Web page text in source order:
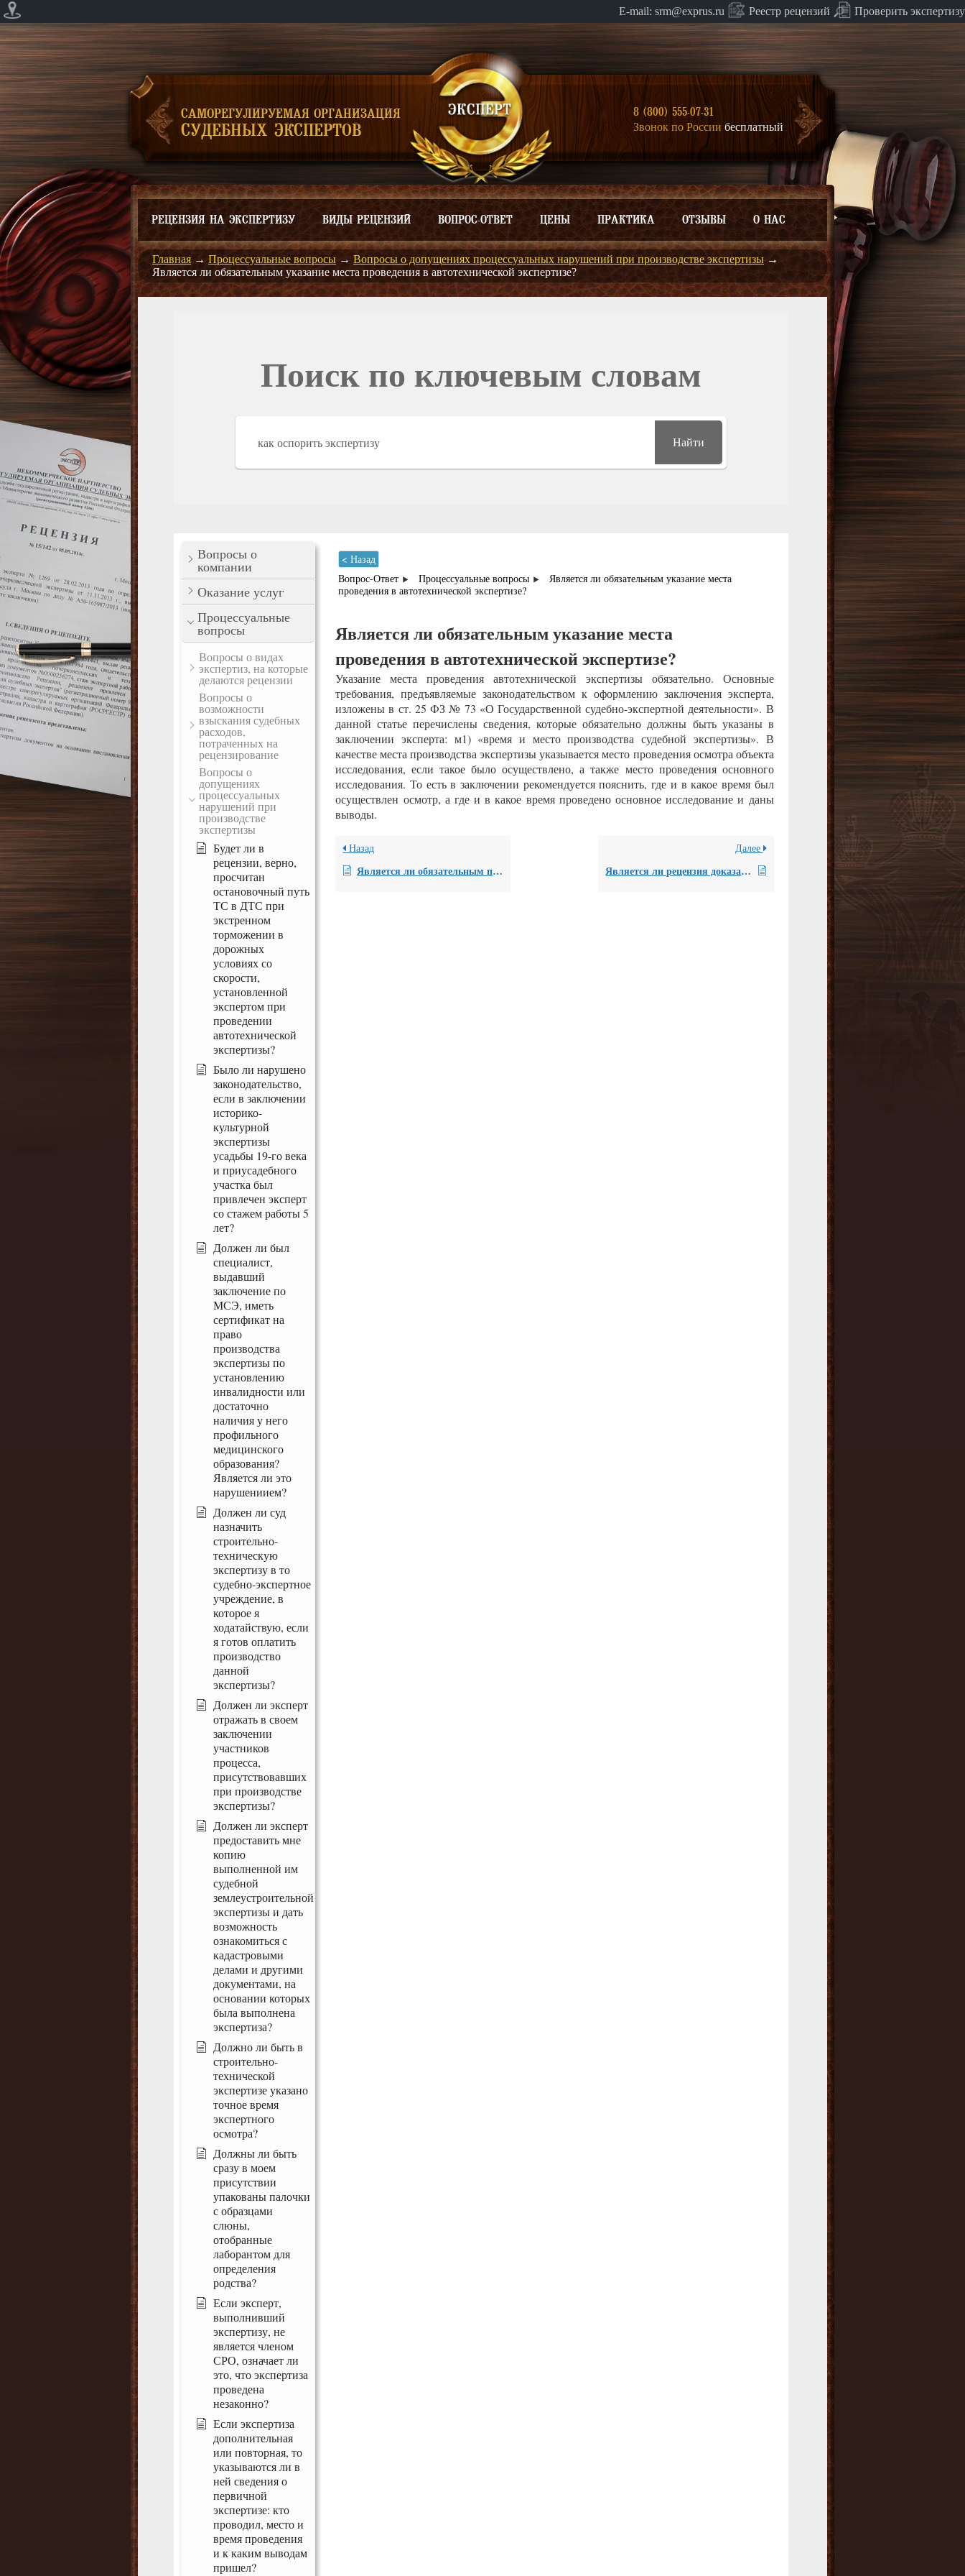
E-mail: srm@exprus.ru Реестр рецензий Проверить экспертизу
САМОРЕГУЛИРУЕМАЯ ОРГАНИЗАЦИЯ
СУДЕБНЫХ ЭКСПЕРТОВ
8 (800) 555-07-31
Звонок по России бесплатный
РЕЦЕНЗИЯ НА ЭКСПЕРТИЗУ ВИДЫ РЕЦЕНЗИЙ ВОПРОС-ОТВЕТ ЦЕНЫ ПРАКТИКА ОТЗЫВЫ О НАС
Главная → Процессуальные вопросы → Вопросы о допущениях процессуальных нарушений при производстве экспертизы →
Является ли обязательным указание места проведения в автотехнической экспертизе?
Поиск по ключевым словам
Найти
Вопросы о
компании
Оказание услуг
Процессуальные
вопросы
Вопросы о видах
экспертиз, на которые
делаются рецензии
Вопросы о
возможности
взыскания судебных
расходов,
потраченных на
рецензирование
Вопросы о
допущениях
процессуальных
нарушений при
производстве
экспертизы
Будет ли в
рецензии, верно,
просчитан
остановочный путь
ТС в ДТС при
экстренном
торможении в
дорожных
условиях со
скорости,
установленной
экспертом при
проведении
автотехнической
экспертизы?
Было ли нарушено
законодательство,
если в заключении
историко-
культурной
экспертизы
усадьбы 19-го века
и приусадебного
участка был
привлечен эксперт
со стажем работы 5
лет?
Должен ли был
специалист,
выдавший
заключение по
МСЭ, иметь
сертификат на
право
производства
экспертизы по
установлению
инвалидности или
достаточно
наличия у него
профильного
медицинского
образования?
Является ли это
нарушениием?
Должен ли суд
назначить
строительно-
техническую
экспертизу в то
судебно-экспертное
учреждение, в
которое я
ходатайствую, если
я готов оплатить
производство
данной
экспертизы?
Должен ли эксперт
отражать в своем
заключении
участников
процесса,
присутствовавших
при производстве
экспертизы?
Должен ли эксперт
предоставить мне
копию
выполненной им
судебной
землеустроительной
экспертизы и дать
возможность
ознакомиться с
кадастровыми
делами и другими
документами, на
основании которых
была выполнена
экспертиза?
Должно ли быть в
строительно-
технической
экспертизе указано
точное время
экспертного
осмотра?
Должны ли быть
сразу в моем
присутствии
упакованы палочки
с образцами
слюны,
отобранные
лаборантом для
определения
родства?
Если эксперт,
выполнивший
экспертизу, не
является членом
СРО, означает ли
это, что экспертиза
проведена
незаконно?
Если экспертиза
дополнительная
или повторная, то
указываются ли в
ней сведения о
первичной
экспертизе: кто
проводил, место и
время проведения
и к каким выводам
пришел?
< Назад
Вопрос-Ответ
Процессуальные вопросы
Является ли обязательным указание места
проведения в автотехнической экспертизе?
Является ли обязательным указание места
проведения в автотехнической экспертизе?
Указание места проведения автотехнической экспертизы обязательно. Основные
требования, предъявляемые законодательством к оформлению заключения эксперта,
изложены в ст. 25 ФЗ № 73 «О Государственной судебно-экспертной деятельности». В
данной статье перечислены сведения, которые обязательно должны быть указаны в
заключении эксперта: м1) «время и место производства судебной экспертизы». В
качестве места производства экспертизы указывается место проведения осмотра объекта
исследования, если такое было осуществлено, а также место проведения основного
исследования. То есть в заключении рекомендуется пояснить, где и в какое время был
осуществлен осмотр, а где и в какое время проведено основное исследование и даны
выводы.
Назад
Является ли обязательным при оспаривании экспертизы по оценке ущерба после залития квартиры составление встречной сметы? Возможно ли выполнить в НП «СРО судебных экспертов» подобный расчет и приобщить его к рецензии?
Далее
Является ли рецензия доказательством по делу в арбитражном судопроизводстве?